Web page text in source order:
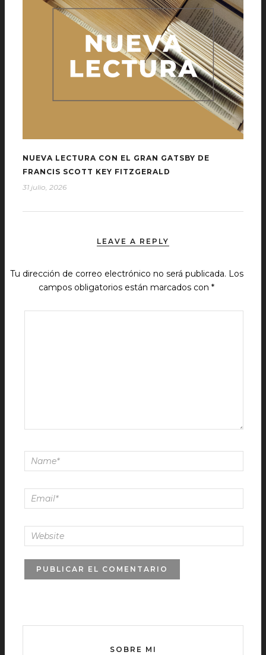
NUEVA LECTURA CON EL GRAN GATSBY DE
FRANCIS SCOTT KEY FITZGERALD
31 julio, 2026
LEAVE A REPLY
Tu dirección de correo electrónico no será publicada. Los
campos obligatorios están marcados con*
SOBRE MI